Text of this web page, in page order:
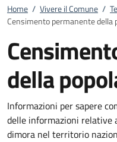
Home / Vivere il Comune /
Censimento permanente della
della
Informazioni per sapere
delle informazioni relative
dimora nel territorio